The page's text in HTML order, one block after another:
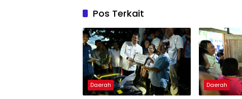
Pos Terkait
Daerah Daerah